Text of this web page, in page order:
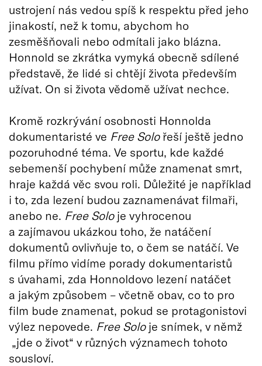
ustrojení nás vedou spíš k respektu před jeho
jinakostí, než k tomu, abychom ho
zesměšňovali nebo odmítali jako blázna.
Honnold se zkrátka vymyká obecně sdílené
představě, že lidé si chtějí života především
užívat. On si života vědomě užívat nechce.
Kromě rozkrývání osobnosti Honnolda
dokumentaristé ve Free Solořeší ještě jedno
pozoruhodné téma. Ve sportu, kde každé
sebemenší pochybení může znamenat smrt,
hraje každá věc svou roli. Důležité je například
i to, zda lezení budou zaznamenávat filmaři,
anebo ne. Free Soloje vyhrocenou
a zajímavou ukázkou toho, že natáčení
dokumentů ovlivňuje to, o čem se natáčí. Ve
filmu přímo vidíme porady dokumentaristů
s úvahami, zda Honnoldovo lezení natáčet
a jakým způsobem – včetně obav, co to pro
film bude znamenat, pokud se protagonistovi
výlez nepovede. Free Soloje snímek, v němž
„jde o život“ v různých významech tohoto
sousloví.